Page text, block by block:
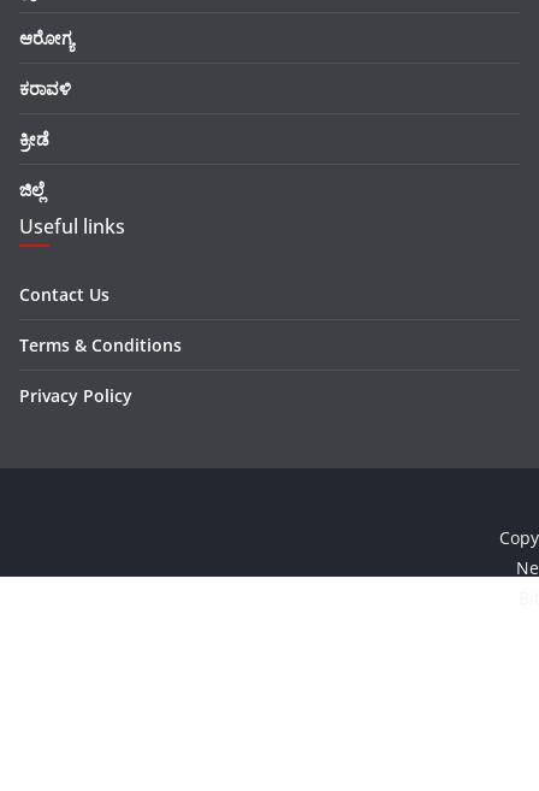
ಆರೋಗ್ಯ
ಕರಾವಳಿ
ಕ್ರೀಡೆ
ಜಿಲ್ಲೆ
Useful links
Contact Us
Terms & Conditions
Privacy Policy